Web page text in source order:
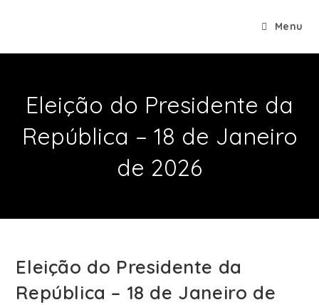
Menu
Eleição do Presidente da
República – 18 de Janeiro
de 2026
Eleição do Presidente da
República – 18 de Janeiro de